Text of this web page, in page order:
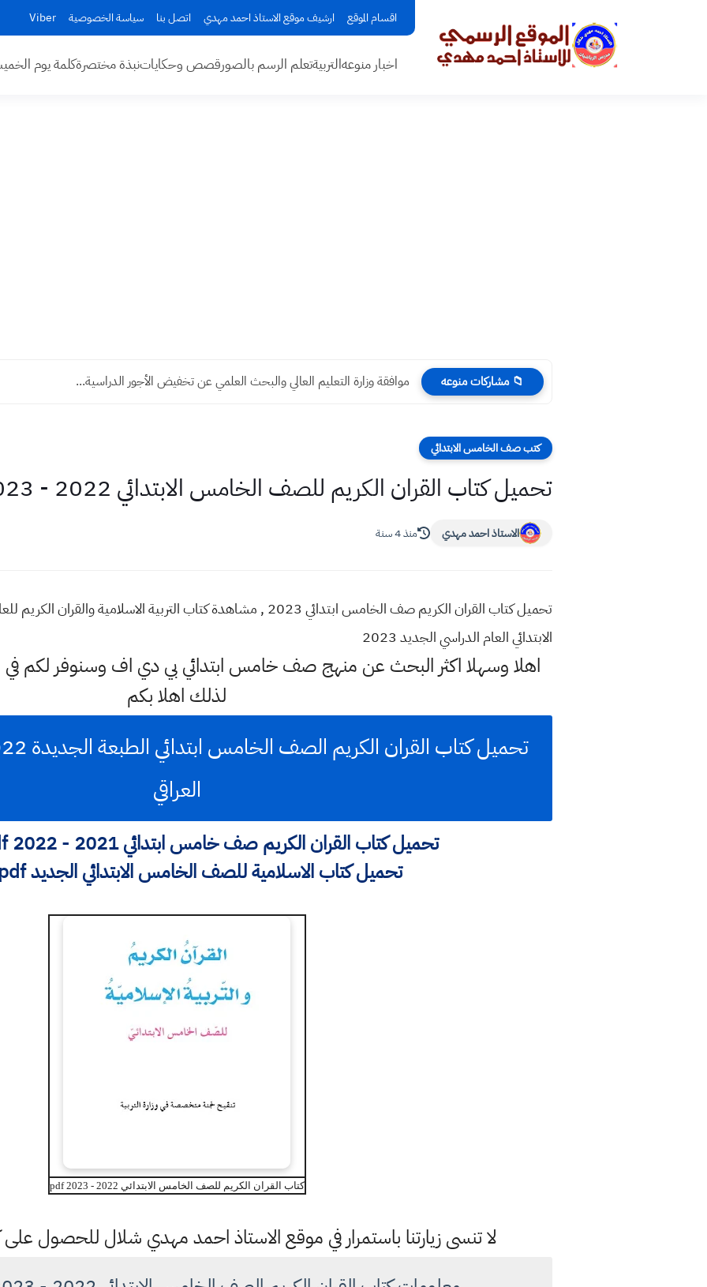
اقسام الموقع ارشيف موقع الاستاذ احمد مهدي اتصل بنا سياسة الخصوصية Viber
اخبار منوعهالتربيةتعلم الرسم بالصورقصص وحكاياتنبذة مختصرةكلمة يوم
📁 مشاركات منوعه موافقة وزارة التعليم العالي والبحث العلمي عن تخفيض الأجور الدراسية...
كتب صف الخامس الابتدائي
تحميل كتاب القران الكريم للصف الخامس الابتدائي 2022 - 2023 pdf العراق تنزيل
الاستاذ احمد مهدي منذ 4 سنة
الابتدائي العام الدراسي الجديد 2023
اهلا وسهلا اكثر البحث عن منهج صف خامس ابتدائي بي دي اف وسنوفر لكم
لذلك اهلا بكم
العراقي
تحميل كتاب القران الكريم صف خامس ابتدائي 2021 - 2022 pdf في العراق
تحميل كتاب الاسلامية للصف الخامس الابتدائي الجديد pdf العراق
كتاب القران الكريم للصف الخامس الابتدائي 2022 - 2023 pdf
لا تنسى زيارتنا باستمرار في موقع الاستاذ احمد مهدي شلال للحصول